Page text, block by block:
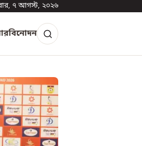
৭ আগস্ট, ২০২৬
বিনোদন